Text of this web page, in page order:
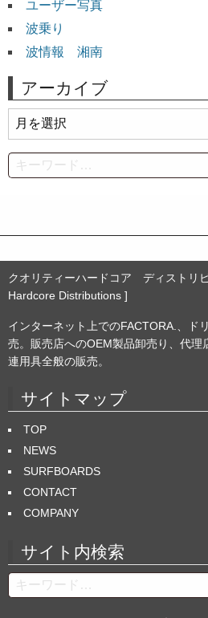
ユーザー写真
波乗り
波情報 湘南
アーカイブ
ー
カ
イ
Search
クオリティーハードコア ディストリ
Hardcore Distributions ]
インターネット上でのFACTORA.、ド
売。販売店へのOEM製品卸売り、代理
連用具全般の販売。
サイトマップ
TOP
NEWS
SURFBOARDS
CONTACT
COMPANY
サイト内検索
Search